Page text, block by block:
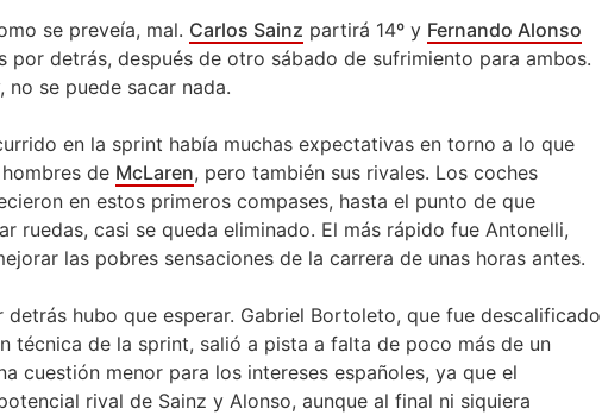
se preveía, mal. Carlos Sainz partirá 14º y Fernando Alonso
por detrás, después de otro sábado de sufrimiento para ambos.
no se puede sacar nada.
en la sprint había muchas expectativas en torno a lo que
de McLaren, pero también sus rivales. Los coches
en estos primeros compases, hasta el punto de que
ruedas, casi se queda eliminado. El más rápido fue Antonelli,
las pobres sensaciones de la carrera de unas horas antes.
detrás hubo que esperar. Gabriel Bortoleto, que fue descalificado
técnica de la sprint, salió a pista a falta de poco más de un
cuestión menor para los intereses españoles, ya que el
rival de Sainz y Alonso, aunque al final ni siquiera